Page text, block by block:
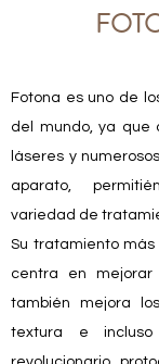
Fotona es uno de
del mundo, ya que
láseres y
aparato,
variedad de
Su tratamiento más
centra en
también mejora
textura e